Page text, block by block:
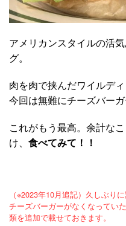
アメリカンスタイルの活
グ。
肉を肉で挟んだワイルデ
今回は無難にチーズバーガ
これがもう最高。余計な
け、 食べてみて！！
（※2023年10月追記）久しぶり
チーズバーガーがなくなってい
類を追加で載せておきます。